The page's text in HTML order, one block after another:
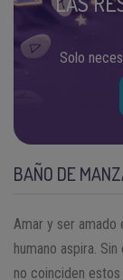
Solo
BAÑO DE
Amar y ser amado
humano aspira.
no coinciden